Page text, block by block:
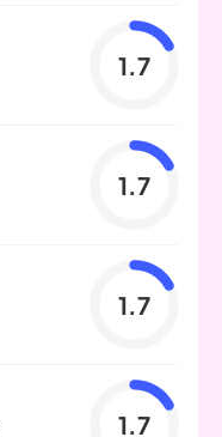
1.7
1.7
1.7
1.7